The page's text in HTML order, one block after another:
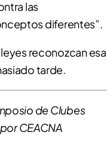
las
diferentes”.
reconozcan esa
tarde.
de Clubes
CEACNA